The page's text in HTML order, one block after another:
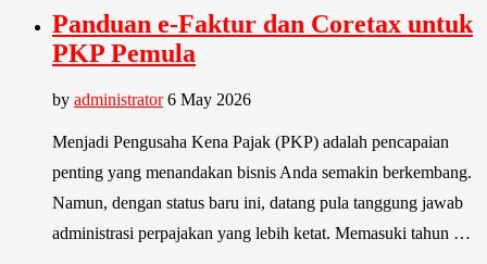
Panduan e-Faktur dan Coretax untuk
PKP Pemula
by administrator 6 May 2026
Menjadi Pengusaha Kena Pajak (PKP) adalah pencapaian
penting yang menandakan bisnis Anda semakin berkembang.
Namun, dengan status baru ini, datang pula tanggung jawab
administrasi perpajakan yang lebih ketat. Memasuki tahun …